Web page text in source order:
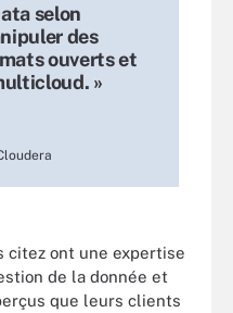
selon
des
ouverts et
»
citez ont une expertise
de la donnée et
que leurs clients